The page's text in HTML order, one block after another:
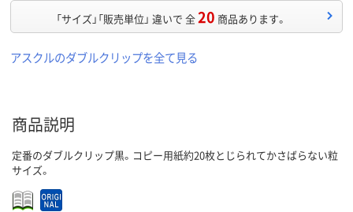
「サイズ」「販売単位」 違いで 全20 商品あります。
アスクルのダブルクリップを全て見る
商品説明
定番のダブルクリップ黒。コピー用紙約20枚とじられてかさばらない粒
サイズ。